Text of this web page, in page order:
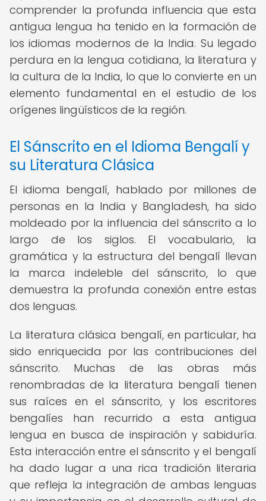
comprender la profunda influencia que esta
antigua lengua ha tenido en la formación de
los idiomas modernos de la India. Su legado
perdura en la lengua cotidiana, la literatura y
la cultura de la India, lo que lo convierte en un
elemento fundamental en el estudio de los
orígenes lingüísticos de la región.
El Sánscrito en el Idioma Bengalí y
su Literatura Clásica
El idioma bengalí, hablado por millones de
personas en la India y Bangladesh, ha sido
moldeado por la influencia del sánscrito a lo
largo de los siglos. El vocabulario, la
gramática y la estructura del bengalí llevan
la marca indeleble del sánscrito, lo que
demuestra la profunda conexión entre estas
dos lenguas.
La literatura clásica bengalí, en particular, ha
sido enriquecida por las contribuciones del
sánscrito. Muchas de las obras más
renombradas de la literatura bengalí tienen
sus raíces en el sánscrito, y los escritores
bengalíes han recurrido a esta antigua
lengua en busca de inspiración y sabiduría.
Esta interacción entre el sánscrito y el bengalí
ha dado lugar a una rica tradición literaria
que refleja la integración de ambas lenguas